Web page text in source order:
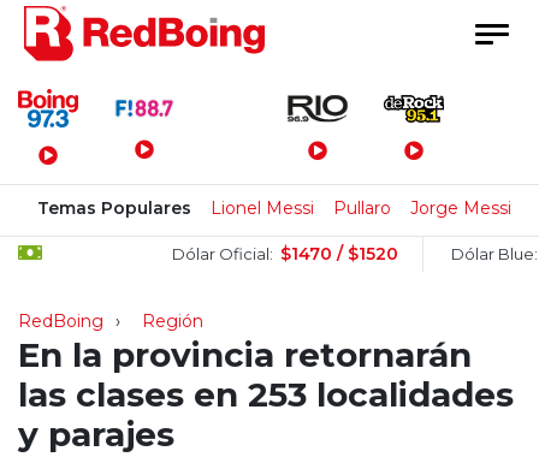
Menú Principal
Temas Populares Lionel Messi Pullaro Jorge Messi
Dólar Oficial: $1470 / $1520 Dólar Blue:
RedBoing Región
En la provincia retornarán
las clases en 253 localidades
y parajes